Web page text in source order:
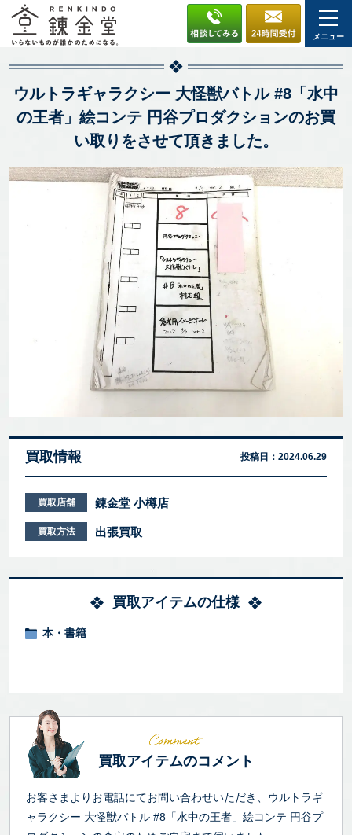
メニュー
ウルトラギャラクシー 大怪獣バトル #8「水中
の王者」絵コンテ 円谷プロダクションのお買
い取りをさせて頂きました。
買取情報 投稿日： 2024.06.29
買取店舗 錬金堂 小樽店
買取方法 出張買取
買取アイテムの仕様
本・書籍
買取アイテムのコメント
お客さまよりお電話にてお問い合わせいただき、ウルトラギ
ャラクシー 大怪獣バトル #8「水中の王者」絵コンテ 円谷プ